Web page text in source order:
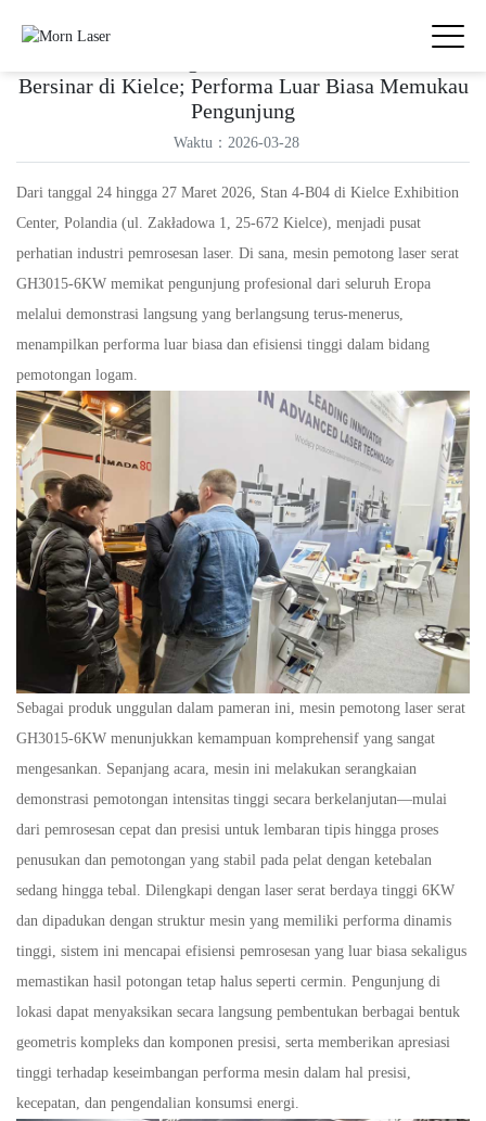
Bersinar di Kielce; Performa Luar Biasa Memukau
Pengunjung
Waktu：2026-03-28
Dari tanggal 24 hingga 27 Maret 2026, Stan 4-B04 di Kielce Exhibition
Center, Polandia (ul. Zakładowa 1, 25-672 Kielce), menjadi pusat
perhatian industri pemrosesan laser. Di sana, mesin pemotong laser serat
GH3015-6KW memikat pengunjung profesional dari seluruh Eropa
melalui demonstrasi langsung yang berlangsung terus-menerus,
menampilkan performa luar biasa dan efisiensi tinggi dalam bidang
pemotongan logam.
Sebagai produk unggulan dalam pameran ini, mesin pemotong laser serat
GH3015-6KW menunjukkan kemampuan komprehensif yang sangat
mengesankan. Sepanjang acara, mesin ini melakukan serangkaian
demonstrasi pemotongan intensitas tinggi secara berkelanjutan—mulai
dari pemrosesan cepat dan presisi untuk lembaran tipis hingga proses
penusukan dan pemotongan yang stabil pada pelat dengan ketebalan
sedang hingga tebal. Dilengkapi dengan laser serat berdaya tinggi 6KW
dan dipadukan dengan struktur mesin yang memiliki performa dinamis
tinggi, sistem ini mencapai efisiensi pemrosesan yang luar biasa sekaligus
memastikan hasil potongan tetap halus seperti cermin. Pengunjung di
lokasi dapat menyaksikan secara langsung pembentukan berbagai bentuk
geometris kompleks dan komponen presisi, serta memberikan apresiasi
tinggi terhadap keseimbangan performa mesin dalam hal presisi,
kecepatan, dan pengendalian konsumsi energi.